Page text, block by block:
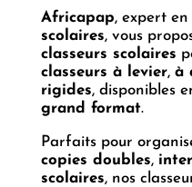
Africapap, expert en
scolaires, vous
classeurs scolaires
classeurs à levier, à
rigides, disponibles
grand format.
Parfaits pour
copies doubles,
scolaires, nos